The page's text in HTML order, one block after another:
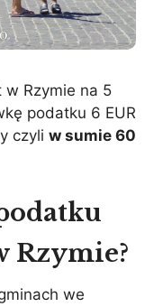
Rzymie na 5
podatku 6 EUR
czyli w sumie 60
Rzymie?
we